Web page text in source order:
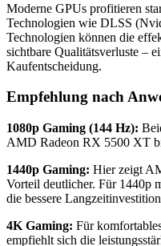
Moderne GPUs profitieren
Technologien wie DLSS
Technologien können die
sichtbare Qualitätsverluste –
Kaufentscheidung.
Empfehlung nach
1080p Gaming (144 Hz):
AMD Radeon RX 5500 XT
1440p Gaming: Hier zeigt
Vorteil deutlicher. Für 1440p
die bessere
4K Gaming: Für
empfiehlt sich die